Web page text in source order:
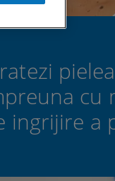
cu
ingrijire a